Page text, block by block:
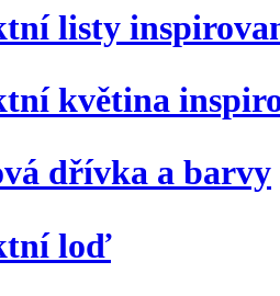
listy
květina
dřívka a barvy
loď